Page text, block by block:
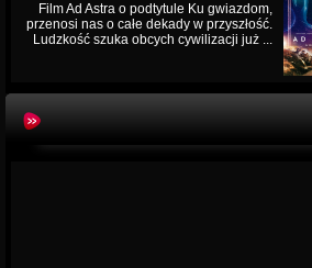
Film Ad Astra o podtytule Ku gwiazdom,
przenosi nas o całe dekady w przyszłość.
Ludzkość szuka obcych cywilizacji już ...